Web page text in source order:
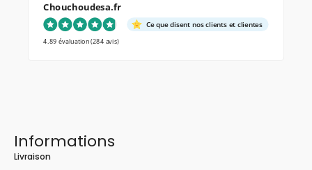
Chouchoudesa.fr
Ce que disent nos clients et clientes
4.89 évaluation(284 avis)
Informations
Livraison